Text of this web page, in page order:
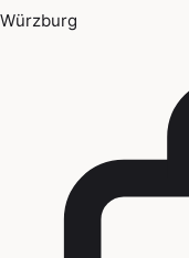
Würzburg